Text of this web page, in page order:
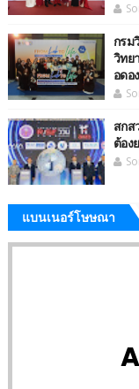
กรม
วิทย
อดอ
สกส
ต้อง
แบนเนอร์โษษณา